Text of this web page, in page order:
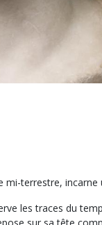
mi-terrestre, incarne
les traces du